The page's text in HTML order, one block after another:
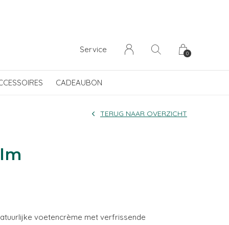
CADEAUBON
Service 0
TERUG NAAR OVERZICHT
voetencrème met verfrissende